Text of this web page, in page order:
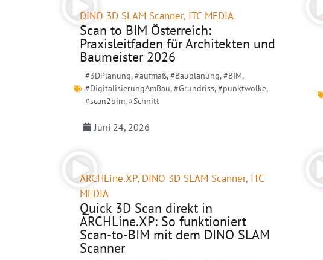
DINO 3D SLAM Scanner, ITC MEDIA
Scan to BIM Österreich:
Praxisleitfaden für Architekten und
Baumeister 2026
#3DPlanung,#aufmaß,#Bauplanung,#BIM,
#DigitalisierungAmBau,#Grundriss,#punktwolke,
#scan2bim,#Schnitt
Juni 24, 2026
ARCHLine.XP, DINO 3D SLAM Scanner, ITC
MEDIA
Quick 3D Scan direkt in
ARCHLine.XP: So funktioniert
Scan-to-BIM mit dem DINO SLAM
Scanner